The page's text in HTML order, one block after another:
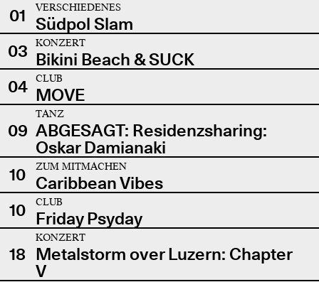
01
VERSCHIEDENES
Südpol Slam
03
KONZERT
Bikini Beach & SUCK
04
CLUB
MOVE
09
TANZ
ABGESAGT: Residenzsharing:
Oskar Damianaki
10
ZUM MITMACHEN
Caribbean Vibes
10
CLUB
Friday Psyday
18
KONZERT
Metalstorm over Luzern: Chapter
V